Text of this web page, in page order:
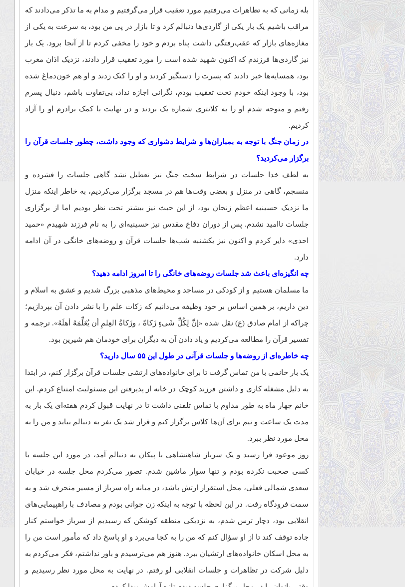
بله زمانی که به تظاهرات می‌رفتیم مورد تعقیب قرار می‌گرفتیم و مدام به ما تذکر می‌دادند که
مراقب باشیم یک بار یکی از گاردی‌ها دنبالم کرد و تا بازار در پی من بود، به سرعت به یکی از
مغازه‌های بازار که عقب‌رفتگی داشت پناه بردم و خود را مخفی کردم تا از آنجا برود. یک بار
نیز گاردی‌ها فرزندم که اکنون شهید شده است را مورد تعقیب قرار دادند، نزدیک اذان مغرب
بود، همسایه‌ها خبر دادند که پسرت را دستگیر کردند و او را کتک زدند و او هم خون‌دماغ شده
بود، با وجود اینکه خودم تحت تعقیب بودم، نگرانی اجازه نداد، بی‌تفاوت باشم، دنبال پسرم
رفتم و متوجه شدم او را به کلانتری شماره یک بردند و در نهایت با کمک برادرم او را آزاد
کردیم.
در زمان جنگ با توجه به بمباران‌ها و شرایط دشواری که وجود داشت، چطور جلسات قرآن را
برگزار می‌کردید؟
به لطف خدا جلسات در شرایط سخت جنگ نیز تعطیل نشد گاهی جلسات را فشرده و
منسجم، گاهی در منزل و بعضی وقت‌ها هم در مسجد برگزار می‌کردیم، به خاطر اینکه منزل
ما نزدیک حسینیه اعظم زنجان بود، از این حیث نیز بیشتر تحت نظر بودیم اما از برگزاری
جلسات ناامید نشدم. پس از دوران دفاع مقدس نیز حسینیه‌ای را به نام فرزند شهیدم «حمید
احدی» دایر کردم و اکنون نیز یکشنبه‌ شب‌ها جلسات قرآن و روضه‌های خانگی در آن ادامه
دارد.
چه انگیزه‌ای باعث شد جلسات روضه‌های خانگی را تا امروز ادامه دهید؟
ما مسلمان هستیم و از کودکی در مساجد و محیط‌های مذهبی بزرگ شدیم و عشق به اسلام و
دین داریم، بر همین اساس بر خود وظیفه می‌دانیم که زکات علم را با نشر دادن آن بپردازیم؛
چراکه از امام صادق (ع) نقل شده «إنَّ لِکُلِّ شَیءٍ زَکاةً ، وزَکاةُ العِلمِ أن یُعَلِّمَهُ أهلَهُ». ترجمه و
تفسیر قرآن را مطالعه می‌کردیم و یاد دادن آن به دیگران برای خودمان هم شیرین بود.
چه خاطره‌ای از روضه‌ها و جلسات قرآنی در طول این ۵۵ سال دارید؟
یک بار خانمی با من تماس گرفت تا برای خانواده‌های ارتشی‌ جلسات قرآن برگزار کنم، در ابتدا
به دلیل مشغله کاری و داشتن فرزند کوچک در خانه از پذیرفتن این مسئولیت امتناع کردم. این
خانم چهار ماه به طور مداوم با تماس تلفنی داشت تا در نهایت قبول کردم هفته‌ای یک بار به
مدت یک ساعت و نیم برای آن‌ها کلاس برگزار کنم و قرار شد یک نفر به دنبالم بیاید و من را به
محل مورد نظر ببرد.
روز موعود فرا رسید و یک سرباز شاهنشاهی با پیکان به دنبالم آمد، در مورد این جلسه با
کسی صحبت نکرده بودم و تنها سوار ماشین شدم. تصور می‌کردم محل جلسه در خیابان
سعدی شمالی فعلی، محل استقرار ارتش باشد، در میانه راه سرباز از مسیر منحرف شد و به
سمت فرودگاه رفت. در این لحظه با توجه به اینکه زن جوانی بودم و مصادف با راهپیمایی‌های
انقلابی بود، دچار ترس شدم، به نزدیکی منطقه کوشکن که رسیدیم از سرباز خواستم کنار
جاده توقف کند تا از او سؤال کنم که من را به کجا می‌برد و او پاسخ داد که مأمور است من را
به محل اسکان خانواده‌های ارتشیان ببرد. هنوز هم می‌ترسیدم و باور نداشتم، فکر می‌کردم به
دلیل شرکت در تظاهرات و جلسات انقلابی لو رفتم. در نهایت به محل مورد نظر رسیدیم و